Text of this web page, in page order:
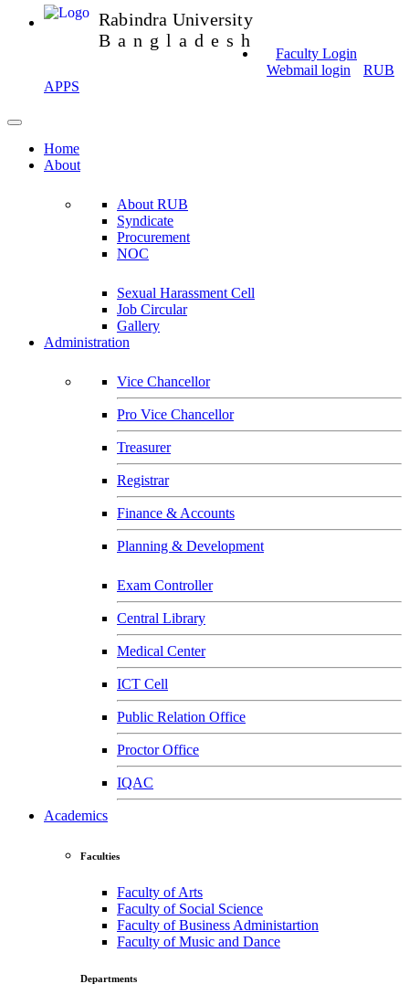
Rabindra University
Bangladesh
Faculty Login
Webmail login
RUB
APPS
Home
About
About RUB
Syndicate
Procurement
NOC
Sexual Harassment Cell
Job Circular
Gallery
Administration
Vice Chancellor
Pro Vice Chancellor
Treasurer
Registrar
Finance & Accounts
Planning & Development
Exam Controller
Central Library
Medical Center
ICT Cell
Public Relation Office
Proctor Office
IQAC
Academics
Faculties
Faculty of Arts
Faculty of Social Science
Faculty of Business Administartion
Faculty of Music and Dance
Departments